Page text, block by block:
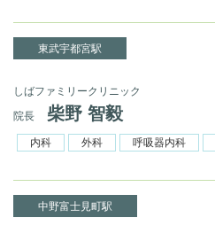
東武宇都宮駅
しばファミリークリニック
院長
柴野 智毅
内科 外科 呼吸器内科
中野富士見町駅